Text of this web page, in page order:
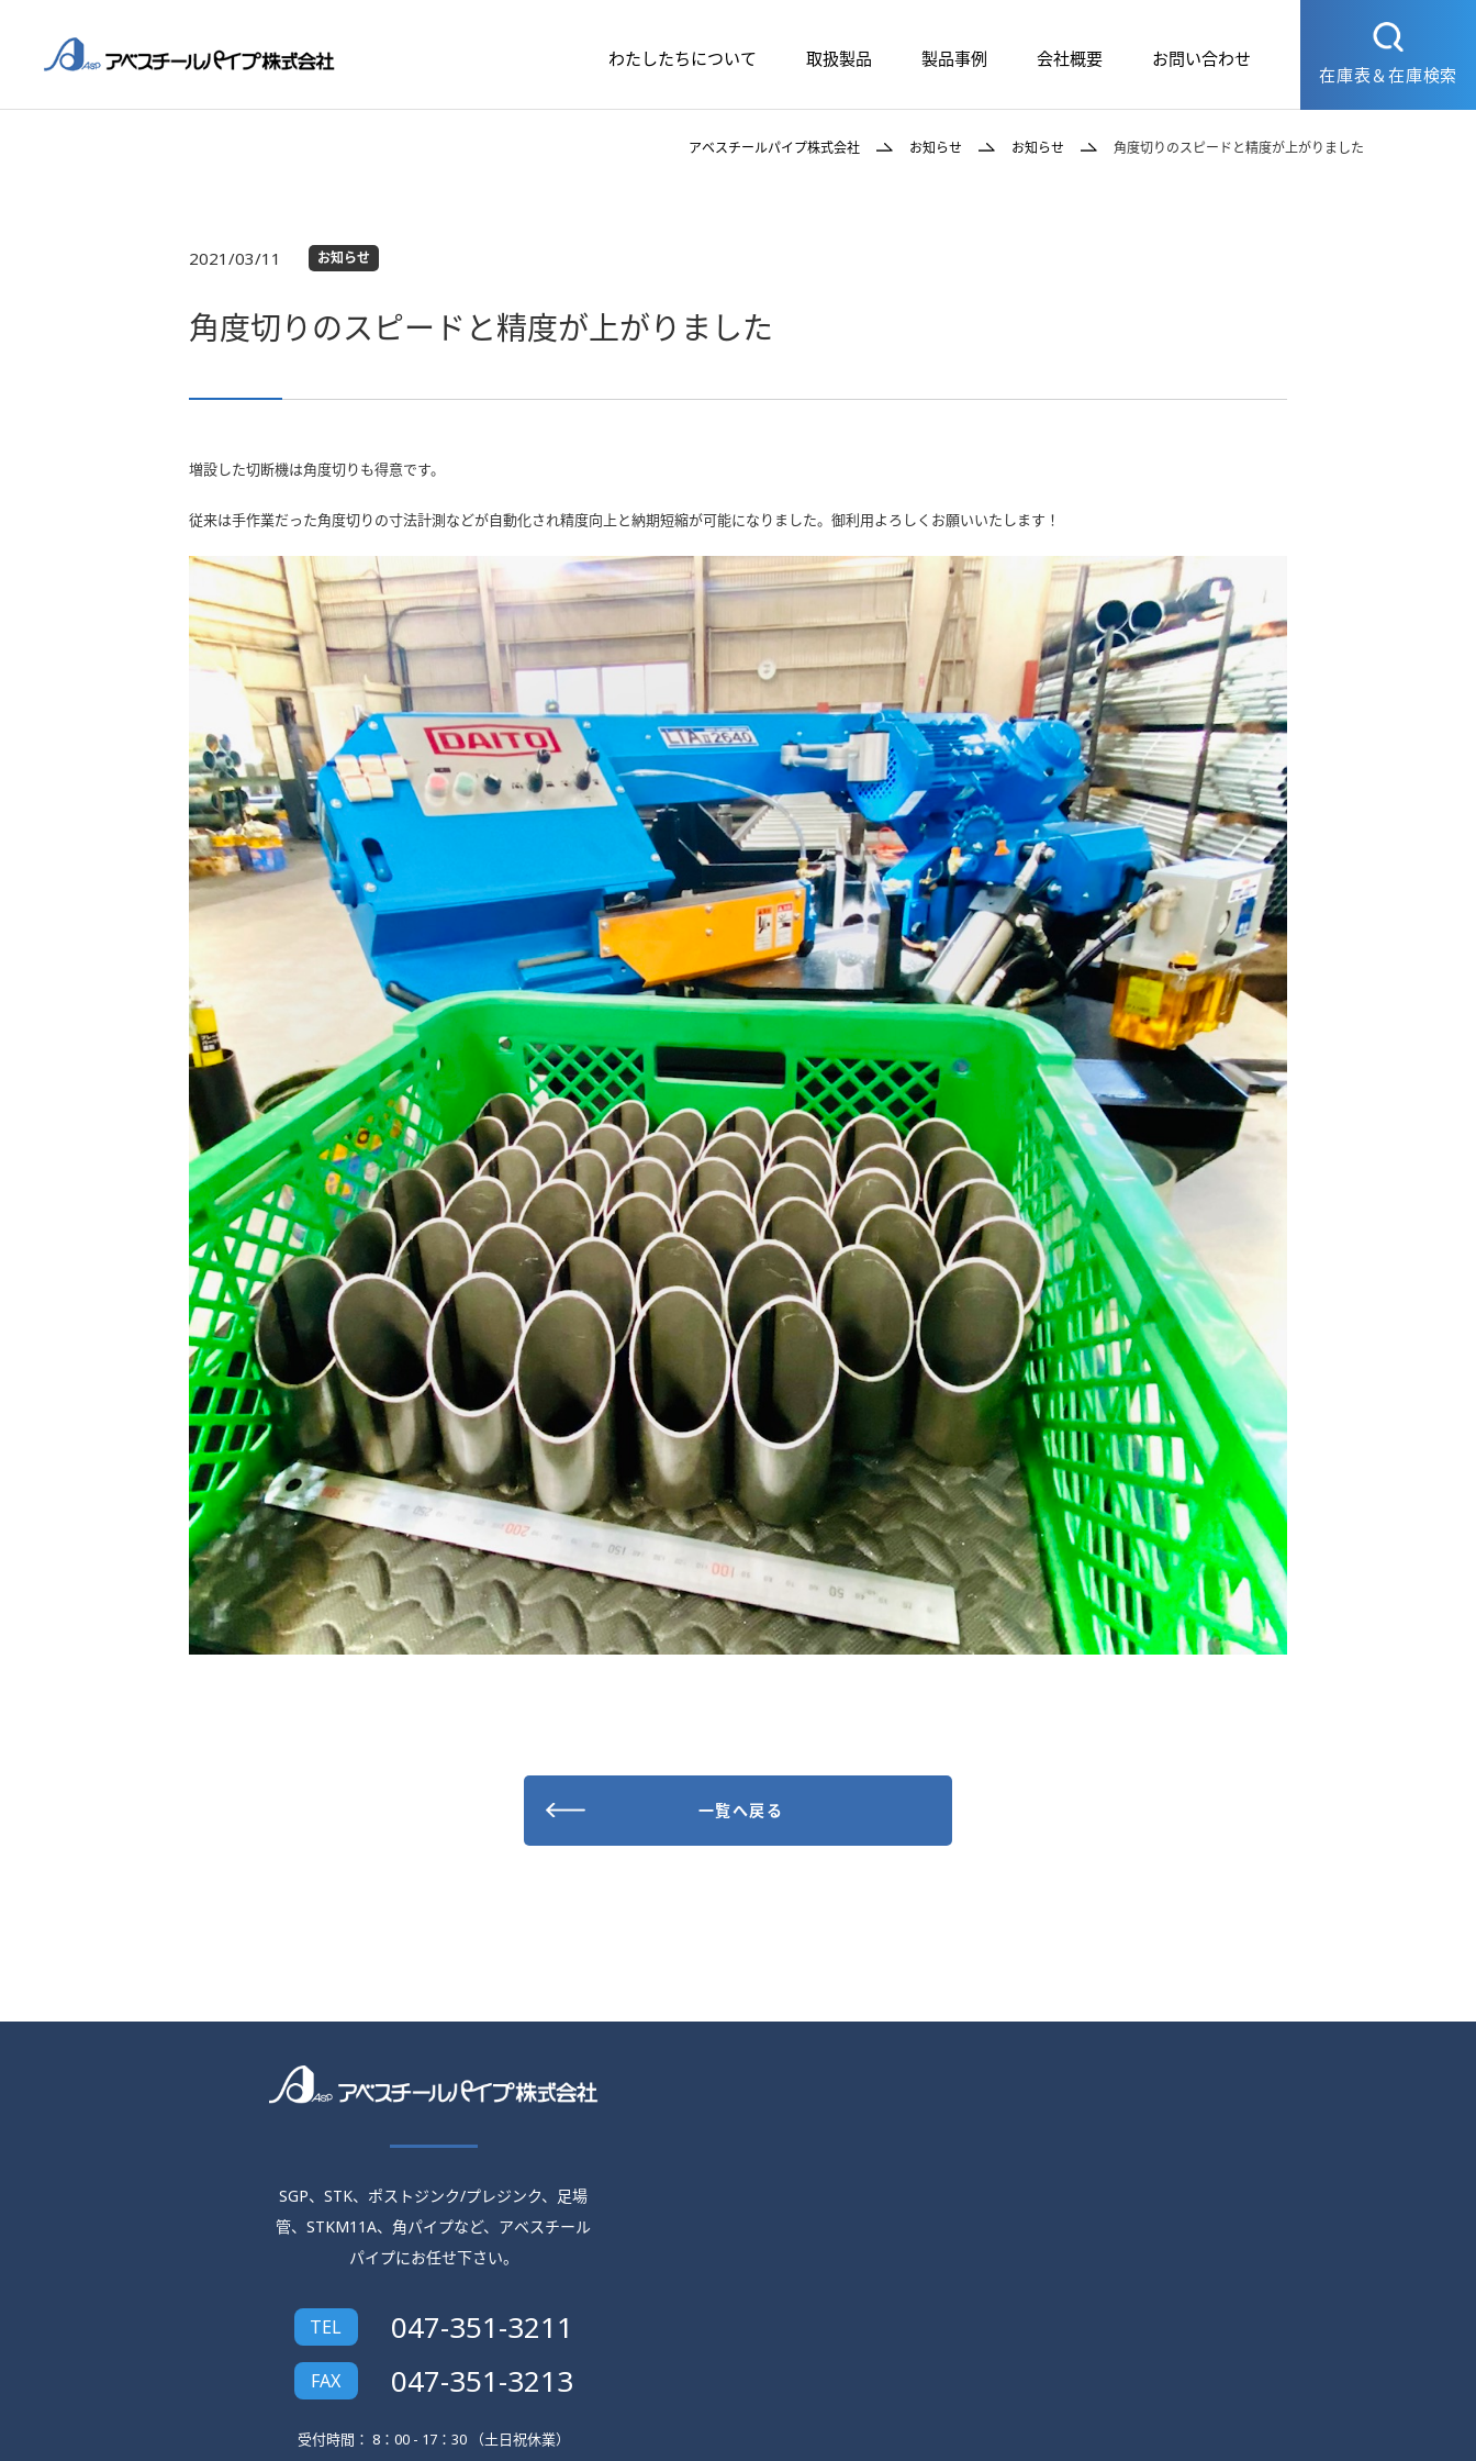
在庫表＆在庫検索
わたしたちについて 取扱製品 製品事例 会社概要 お問い合わせ
アベスチールパイプ株式会社 お知らせ お知らせ 角度切りのスピードと精度が上がりました
2021/03/11 お知らせ
角度切りのスピードと精度が上がりました
増設した切断機は角度切りも得意です。
従来は手作業だった角度切りの寸法計測などが自動化され精度向上と納期短縮が可能になりました。御利用よろしくお願いいたします！
一覧へ戻る
SGP、STK、ポストジンク/プレジンク、足場
管、STKM11A、角パイプなど、 アベスチール
パイプにお任せ下さい。
TEL 047-351-3211
FAX 047-351-3213
受付時間： 8：00 - 17：30 （土日祝休業）